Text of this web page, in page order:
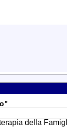
"
della